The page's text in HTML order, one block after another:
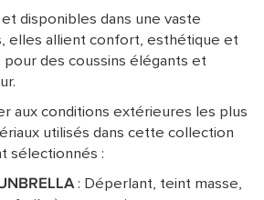
disponibles dans une vaste
elles allient confort, esthétique et
des coussins élégants et
aux conditions extérieures les plus
utilisés dans cette collection
sélectionnés :
: Déperlant, teint masse,